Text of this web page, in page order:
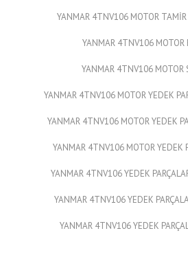
YANMAR 4TNV106 MOTOR TAMİR
YANMAR 4TNV106
YANMAR 4TNV106 MOTOR
YANMAR 4TNV106 MOTOR YEDEK
YANMAR 4TNV106 MOTOR YEDEK
YANMAR 4TNV106 MOTOR YEDEK
YANMAR 4TNV106 YEDEK
YANMAR 4TNV106 YEDEK
YANMAR 4TNV106 YEDEK